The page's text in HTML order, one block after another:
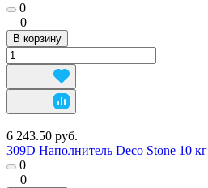
0
0
В корзину
6 243.50 руб.
309D Наполнитель Deco Stone 10 кг
0
0